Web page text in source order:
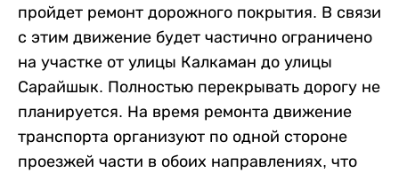
пройдет ремонт дорожного покрытия. В связи
с этим движение будет частично ограничено
на участке от улицы Калкаман до улицы
Сарайшык. Полностью перекрывать дорогу не
планируется. На время ремонта движение
транспорта организуют по одной стороне
проезжей части в обоих направлениях, что